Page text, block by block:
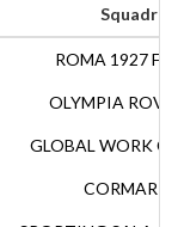
Squadra
ROMA 1927
OLYMPIA
GLOBAL WORK
CORMAR